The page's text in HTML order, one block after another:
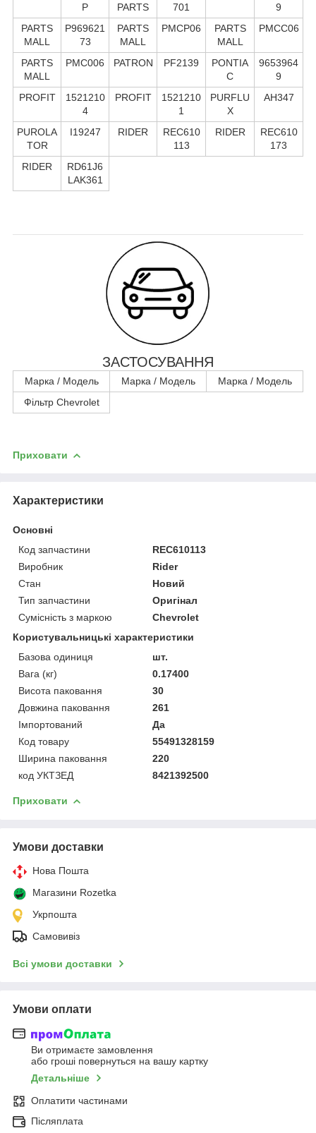
P
PARTS
701
9
PARTS
MALL
P969621
73
PARTS
MALL
PMCP06
PARTS
MALL
PMCC06
PARTS
MALL
PMC006 PATRON PF2139
PONTIA
C
9653964
9
PROFIT
1521210
4
PROFIT
1521210
1
PURFLU
X
AH347
PUROLA
TOR
I19247 RIDER
REC610
113
RIDER
REC610
173
RIDER
RD61J6
LAK361
ЗАСТОСУВАННЯ
Марка / Модель Марка / Модель
Марка / Модель
Фільтр Chevrolet
Приховати
Характеристики
Основні
Код запчастини
REC610113
Виробник
Rider
Стан
Новий
Тип запчастини
Оригінал
Сумісність з маркою
Chevrolet
Користувальницькі характеристики
Базова одиниця
шт.
Вага (кг)
0.17400
Висота паковання
30
Довжина паковання
261
Імпортований
Да
Код товару
55491328159
Ширина паковання
220
код УКТЗЕД
8421392500
Приховати
Умови доставки
Нова Пошта
Магазини Rozetka
Укрпошта
Самовивіз
Всі умови доставки
Умови оплати
Ви отримаєте замовлення
або гроші повернуться на вашу картку
Детальніше
Оплатити частинами
Післяплата